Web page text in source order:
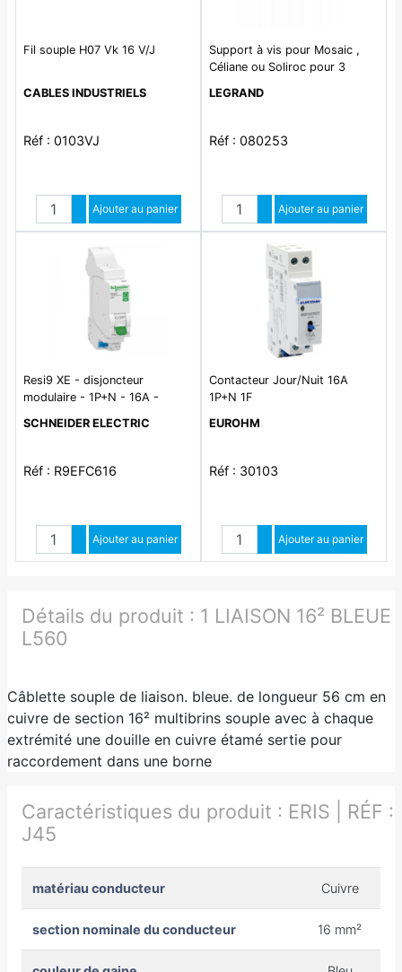
Fil souple H07 Vk 16 V/J
CABLES INDUSTRIELS
Réf : 0103VJ
Quantité
Augmenter quantité
Diminuer quantité
Ajouter au panier
Support à vis pour Mosaic ,
Céliane ou Soliroc pour 3
LEGRAND
Réf : 080253
Quantité
Augmenter quantité
Diminuer quantité
Ajouter au panier
Resi9 XE - disjoncteur
modulaire - 1P+N - 16A -
SCHNEIDER ELECTRIC
Réf : R9EFC616
Quantité
Augmenter quantité
Diminuer quantité
Ajouter au panier
Contacteur Jour/Nuit 16A
1P+N 1F
EUROHM
Réf : 30103
Quantité
Augmenter quantité
Diminuer quantité
Ajouter au panier
Détails du produit : 1 LIAISON 16² BLEUE
L560
Câblette souple de liaison. bleue. de longueur 56 cm en
cuivre de section 16² multibrins souple avec à chaque
extrémité une douille en cuivre étamé sertie pour
raccordement dans une borne
Caractéristiques du produit : ERIS | RÉF :
J45
matériau conducteur Cuivre
section nominale du conducteur 16 mm²